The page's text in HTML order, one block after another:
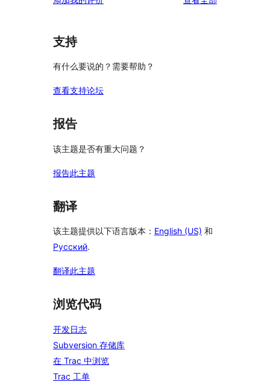
支持
有什么要说的？需要帮助？
查看支持论坛
报告
该主题是否有重大问题？
报告此主题
翻译
该主题提供以下语言版本： English (US) 和
Русский.
翻译此主题
浏览代码
开发日志
Subversion 存储库
在 Trac 中浏览
Trac 工单